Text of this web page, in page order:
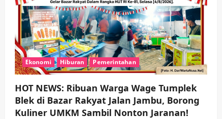
Ekonomi Hiburan Pemerintahan
HOT NEWS: Ribuan Warga Wage Tumplek
Blek di Bazar Rakyat Jalan Jambu, Borong
Kuliner UMKM Sambil Nonton Jaranan!